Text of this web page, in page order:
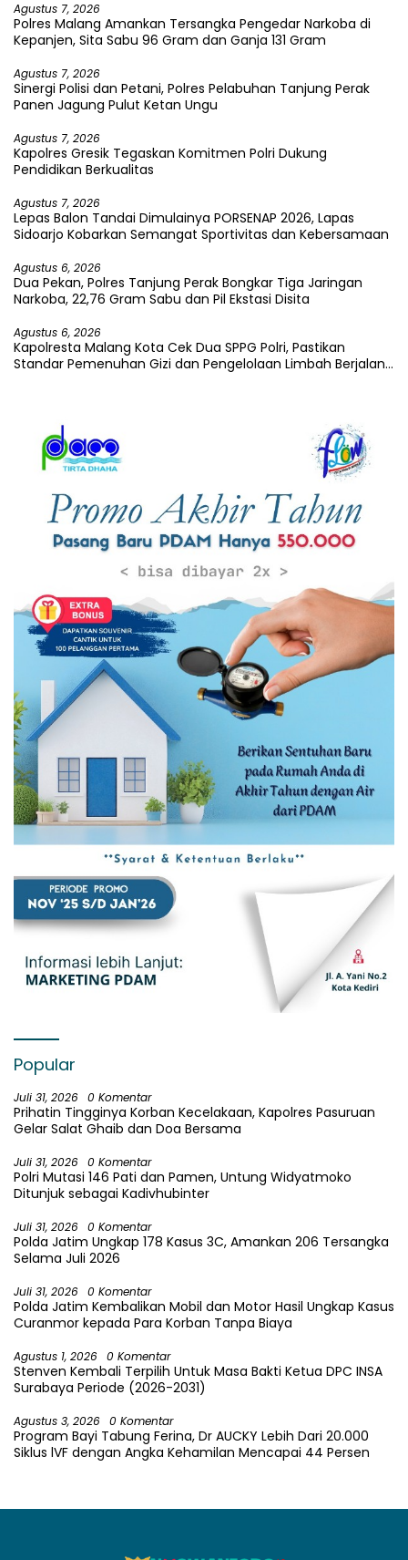
Agustus 7, 2026
Polres Malang Amankan Tersangka Pengedar Narkoba di
Kepanjen, Sita Sabu 96 Gram dan Ganja 131 Gram
Agustus 7, 2026
Sinergi Polisi dan Petani, Polres Pelabuhan Tanjung Perak
Panen Jagung Pulut Ketan Ungu
Agustus 7, 2026
Kapolres Gresik Tegaskan Komitmen Polri Dukung
Pendidikan Berkualitas
Agustus 7, 2026
Lepas Balon Tandai Dimulainya PORSENAP 2026, Lapas
Sidoarjo Kobarkan Semangat Sportivitas dan Kebersamaan
Agustus 6, 2026
Dua Pekan, Polres Tanjung Perak Bongkar Tiga Jaringan
Narkoba, 22,76 Gram Sabu dan Pil Ekstasi Disita
Agustus 6, 2026
Kapolresta Malang Kota Cek Dua SPPG Polri, Pastikan
Standar Pemenuhan Gizi dan Pengelolaan Limbah Berjalan
Popular
Juli 31, 2026 0 Komentar
Prihatin Tingginya Korban Kecelakaan, Kapolres Pasuruan
Gelar Salat Ghaib dan Doa Bersama
Juli 31, 2026 0 Komentar
Polri Mutasi 146 Pati dan Pamen, Untung Widyatmoko
Ditunjuk sebagai Kadivhubinter
Juli 31, 2026 0 Komentar
Polda Jatim Ungkap 178 Kasus 3C, Amankan 206 Tersangka
Selama Juli 2026
Juli 31, 2026 0 Komentar
Polda Jatim Kembalikan Mobil dan Motor Hasil Ungkap Kasus
Curanmor kepada Para Korban Tanpa Biaya
Agustus 1, 2026 0 Komentar
Stenven Kembali Terpilih Untuk Masa Bakti Ketua DPC INSA
Surabaya Periode (2026-2031)
Agustus 3, 2026 0 Komentar
Program Bayi Tabung Ferina, Dr AUCKY Lebih Dari 20.000
Siklus lVF dengan Angka Kehamilan Mencapai 44 Persen